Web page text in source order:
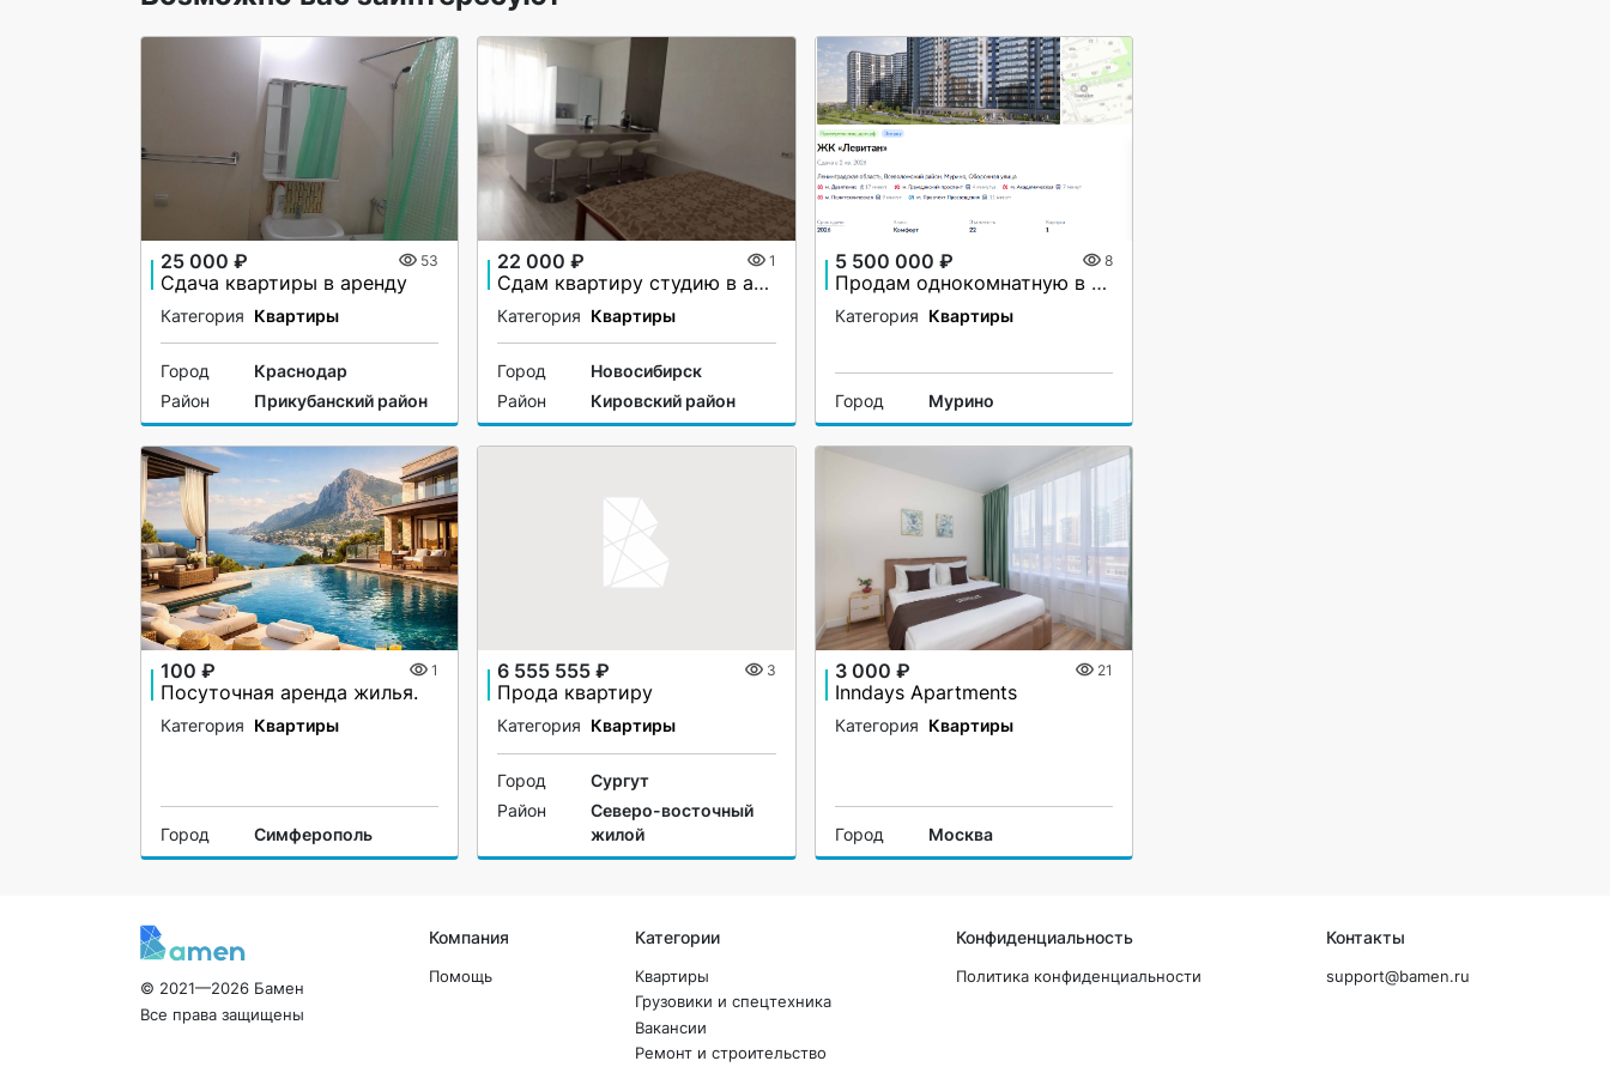
25 000 ₽ 53
Сдача квартиры в аренду
Категория Квартиры
Город
Краснодар
Район
Прикубанский район
22 000 ₽ 1
Сдам квартиру студию в аренду на долгий срок
Категория Квартиры
Город
Новосибирск
Район
Кировский район
5 500 000 ₽ 8
Продам однокомнатную в ЖК Левитан
Категория Квартиры
Город Мурино
100 ₽ 1
Посуточная аренда жилья.
Категория Квартиры
Город Симферополь
6 555 555 ₽ 3
Прода квартиру
Категория Квартиры
Город
Сургут
Район
Северо-восточный
жилой
3 000 ₽ 21
Inndays Apartments
Категория Квартиры
Город Москва
© 2021—2026 Бамен
Все права защищены
Компания
Помощь
Категории
Квартиры
Грузовики и спецтехника
Вакансии
Ремонт и строительство
Конфиденциальность
Политика конфиденциальности
Контакты
support@bamen.ru